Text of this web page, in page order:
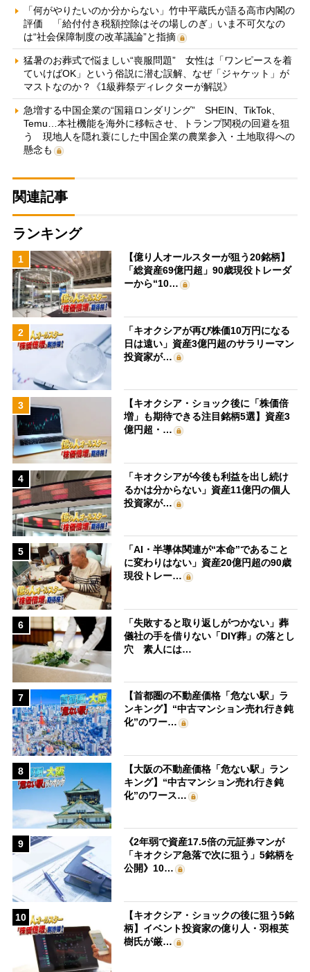
「何がやりたいのか分からない」竹中平蔵氏が語る高市内閣の
評価 「給付付き税額控除はその場しのぎ」いま不可欠なの
は“社会保障制度の改革議論”と指摘
猛暑のお葬式で悩ましい“喪服問題” 女性は「ワンピースを着
ていけばOK」という俗説に潜む誤解、なぜ「ジャケット」が
マストなのか？《1級葬祭ディレクターが解説》
急増する中国企業の“国籍ロンダリング” SHEIN、TikTok、
Temu…本社機能を海外に移転させ、トランプ関税の回避を狙
う 現地人を隠れ蓑にした中国企業の農業参入・土地取得への
懸念も
関連記事
ランキング
1
【億り人オールスターが狙う20銘柄】
「総資産69億円超」90歳現役トレーダ
ーから“10…
2
「キオクシアが再び株価10万円になる
日は遠い」資産3億円超のサラリーマン
投資家が…
3
【キオクシア・ショック後に「株価倍
増」も期待できる注目銘柄5選】資産3
億円超・…
4
「キオクシアが今後も利益を出し続け
るかは分からない」資産11億円の個人
投資家が…
5
「AI・半導体関連が“本命”であること
に変わりはない」資産20億円超の90歳
現役トレー…
6
「失敗すると取り返しがつかない」葬
儀社の手を借りない「DIY葬」の落とし
穴 素人には…
7
【首都圏の不動産価格「危ない駅」ラ
ンキング】“中古マンション売れ行き鈍
化”のワー…
8
【大阪の不動産価格「危ない駅」ラン
キング】“中古マンション売れ行き鈍
化”のワース…
9
《2年弱で資産17.5倍の元証券マンが
「キオクシア急落で次に狙う」5銘柄を
公開》10…
10
【キオクシア・ショックの後に狙う5銘
柄】イベント投資家の億り人・羽根英
樹氏が厳…